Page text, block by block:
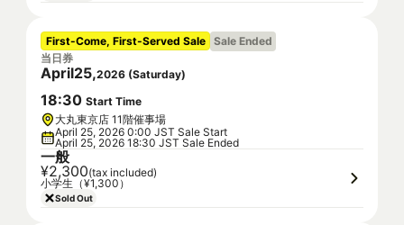
First-Come, First-Served Sale Sale Ended
当日券
April25,2026 (Saturday)
18:30 Start Time
大丸東京店 11階催事場
April 25, 2026 0:00 JST Sale Start
April 25, 2026 18:30 JST Sale Ended
一般
¥2,300(tax included)
小学生（¥1,300）
Sold Out